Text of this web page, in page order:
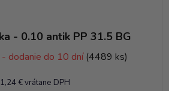
- 0.10 antik PP 31.5 BG
dodanie do 10 dní (4489 ks)
1,24 € vrátane DPH